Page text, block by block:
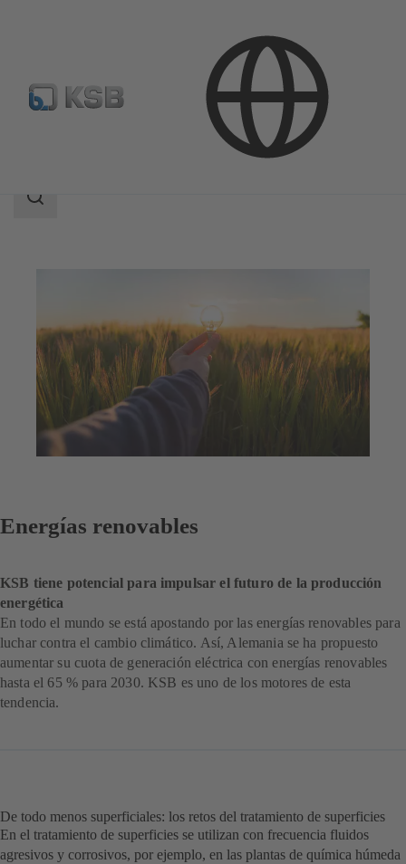
Energías renovables
Área
Energías renovables
KSB tiene potencial para impulsar el futuro de la producción
energética
En todo el mundo se está apostando por las energías renovables para
luchar contra el cambio climático. Así, Alemania se ha propuesto
aumentar su cuota de generación eléctrica con energías renovables
hasta el 65 % para 2030. KSB es uno de los motores de esta
tendencia.
De todo menos superficiales: los retos del tratamiento de superficies
En el tratamiento de superficies se utilizan con frecuencia fluidos
agresivos y corrosivos, por ejemplo, en las plantas de química húmeda